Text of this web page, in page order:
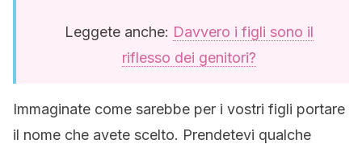
Leggete anche: Davvero i figli sono il
riflesso dei genitori?
Immaginate come sarebbe per i vostri figli portare
il nome che avete scelto. Prendetevi qualche